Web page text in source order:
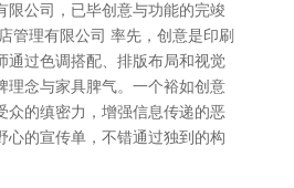
限公司，已毕创意与功能的完竣
管理有限公司 率先，创意是印刷
通过色调搭配、排版布局和视觉
理念与家具脾气。一个裕如创意
众的缜密力，增强信息传递的恶
心的宣传单，不错通过独到的构